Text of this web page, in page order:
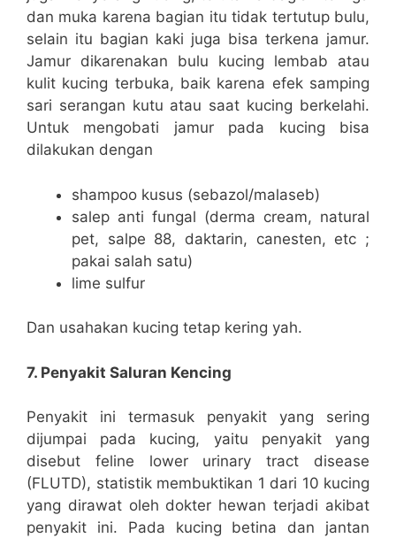
dan muka karena bagian itu tidak tertutup bulu,
selain itu bagian kaki juga bisa terkena jamur.
Jamur dikarenakan bulu kucing lembab atau
kulit kucing terbuka, baik karena efek samping
sari serangan kutu atau saat kucing berkelahi.
Untuk mengobati jamur pada kucing bisa
dilakukan dengan
shampoo kusus (sebazol/malaseb)
salep anti fungal (derma cream, natural
pet, salpe 88, daktarin, canesten, etc ;
pakai salah satu)
lime sulfur
Dan usahakan kucing tetap kering yah.
7. Penyakit Saluran Kencing
Penyakit ini termasuk penyakit yang sering
dijumpai pada kucing, yaitu penyakit yang
disebut feline lower urinary tract disease
(FLUTD), statistik membuktikan 1 dari 10 kucing
yang dirawat oleh dokter hewan terjadi akibat
penyakit ini. Pada kucing betina dan jantan